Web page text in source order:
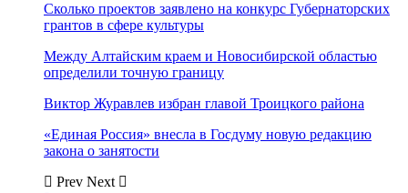
Сколько проектов заявлено на конкурс Губернаторских
грантов в сфере культуры
Между Алтайским краем и Новосибирской областью
определили точную границу
Виктор Журавлев избран главой Троицкого района
«Единая Россия» внесла в Госдуму новую редакцию
закона о занятости
Prev Next